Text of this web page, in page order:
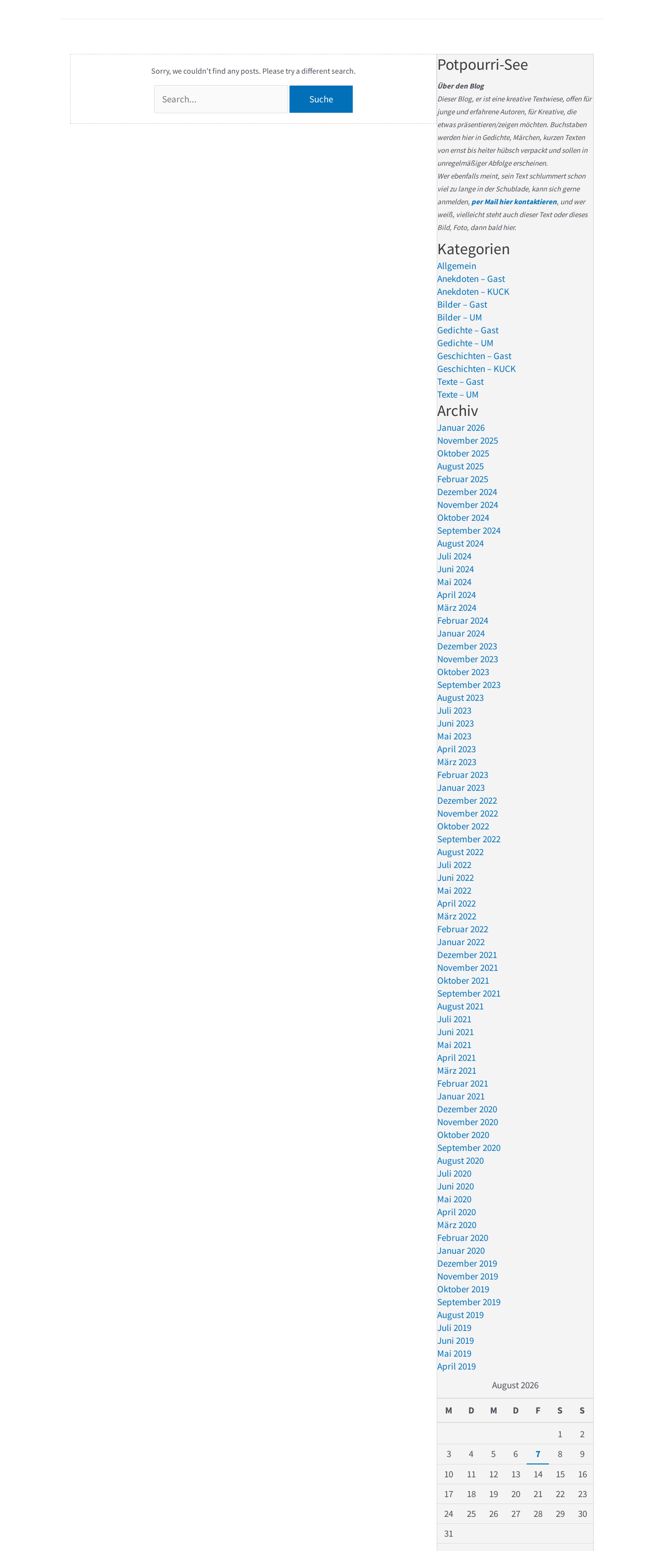
Sorry, we couldn't find any posts. Please try a different search.
nach:
Potpourri-See
Über den Blog
Dieser Blog, er ist eine kreative Textwiese, offen für
junge und erfahrene Autoren, für Kreative, die
etwas präsentieren/zeigen möchten. Buchstaben
werden hier in Gedichte, Märchen, kurzen Texten
von ernst bis heiter hübsch verpackt und sollen in
unregelmäßiger Abfolge erscheinen.
Wer ebenfalls meint, sein Text schlummert schon
viel zu lange in der Schublade, kann sich gerne
anmelden, per Mail hier kontaktieren, und wer
weiß, vielleicht steht auch dieser Text oder dieses
Bild, Foto, dann bald hier.
Kategorien
Allgemein
Anekdoten – Gast
Anekdoten – KUCK
Bilder – Gast
Bilder – UM
Gedichte – Gast
Gedichte – UM
Geschichten – Gast
Geschichten – KUCK
Texte – Gast
Texte – UM
Archiv
Januar 2026
November 2025
Oktober 2025
August 2025
Februar 2025
Dezember 2024
November 2024
Oktober 2024
September 2024
August 2024
Juli 2024
Juni 2024
Mai 2024
April 2024
März 2024
Februar 2024
Januar 2024
Dezember 2023
November 2023
Oktober 2023
September 2023
August 2023
Juli 2023
Juni 2023
Mai 2023
April 2023
März 2023
Februar 2023
Januar 2023
Dezember 2022
November 2022
Oktober 2022
September 2022
August 2022
Juli 2022
Juni 2022
Mai 2022
April 2022
März 2022
Februar 2022
Januar 2022
Dezember 2021
November 2021
Oktober 2021
September 2021
August 2021
Juli 2021
Juni 2021
Mai 2021
April 2021
März 2021
Februar 2021
Januar 2021
Dezember 2020
November 2020
Oktober 2020
September 2020
August 2020
Juli 2020
Juni 2020
Mai 2020
April 2020
März 2020
Februar 2020
Januar 2020
Dezember 2019
November 2019
Oktober 2019
September 2019
August 2019
Juli 2019
Juni 2019
Mai 2019
April 2019
August 2026
M D M D F S
S
1
2
3
4 5 6 7 8
9
10
11 12 13 14 15
16
17
18 19 20 21 22
23
24
25 26 27 28 29
30
31